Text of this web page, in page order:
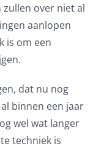
zullen over niet al
aanlopen
is om een
dat nu nog
binnen een jaar
wel wat langer
techniek is